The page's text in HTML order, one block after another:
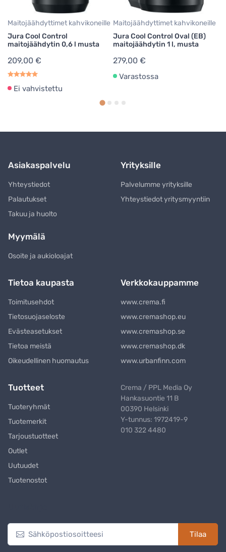
Maitojäähdyttimet kahvikoneille
Jura Cool Control
maitojäähdytin 0,6 l musta
209,00 €
Ei vahvistettu
Maitojäähdyttimet kahvikoneille
Jura Cool Control Oval (EB)
maitojäähdytin 1 l, musta
279,00 €
Varastossa
Asiakaspalvelu
Yhteystiedot
Palautukset
Takuu ja huolto
Yrityksille
Palvelumme yrityksille
Yhteystiedot yritysmyyntiin
Myymälä
Osoite ja aukioloajat
Tietoa kaupasta
Toimitusehdot
Tietosuojaseloste
Evästeasetukset
Tietoa meistä
Oikeudellinen huomautus
Verkkokauppamme
www.crema.fi
www.cremashop.eu
www.cremashop.se
www.cremashop.dk
www.urbanfinn.com
Tuotteet
Tuoteryhmät
Tuotemerkit
Tarjoustuotteet
Outlet
Uutuudet
Tuotenostot
Crema / PPL Media Oy
Hankasuontie 11 B
00390 Helsinki
Y-tunnus: 1972419-9
010 322 4480
Tilaa